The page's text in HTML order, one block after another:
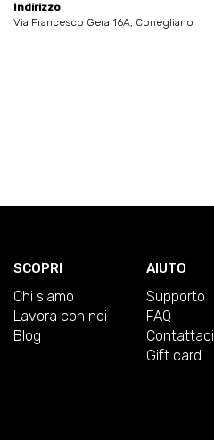
Indirizzo
Via Francesco Gera 16A, Conegliano
SCOPRI
Chi siamo
Lavora con noi
Blog
AIUTO
Supporto
FAQ
Contattaci
Gift card